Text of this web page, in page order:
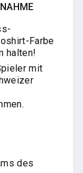
Farbe
halten!
mit
des